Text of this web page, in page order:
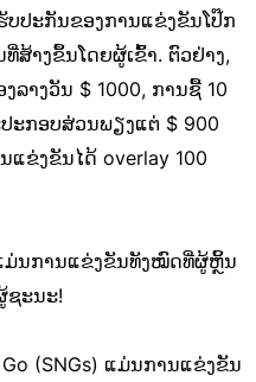
ບປະກັນຂອງການແຂ່ງຂັນໂປ໊ກ
ສ້າງຂຶ້ນໂດຍຜູ້ເຂົ້າ. ຕົວຢ່າງ,
າງວັນ $ 1000, ການຊື້ 10
ະກອບສ່ວນພຽງແຕ່ $ 900
ຂ່ງຂັນໄດ້ overlay 100
ມ່ນການແຂ່ງຂັນທັງໝົດທີ່ຜູ້ຫຼິ້ນ
ຊະນະ!
(SNGs) ແມ່ນການແຂ່ງຂັນ